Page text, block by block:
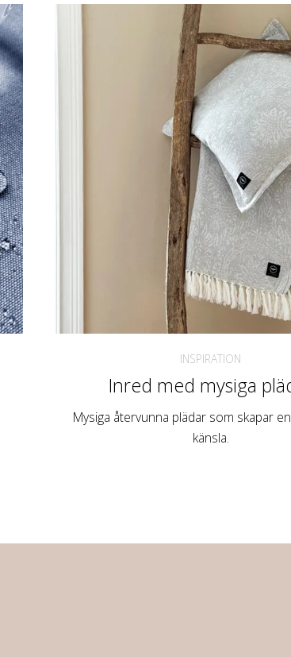
INSPIRATION
Inred med mysiga
Mysiga återvunna plädar som skapar
känsla.